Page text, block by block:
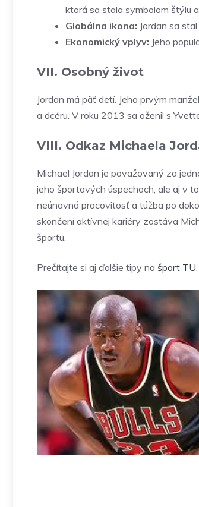
ktorá sa stala symbolom štýlu
Globálna ikona: Jordan sa
Ekonomický vplyv: Jeho
VII. Osobný život
Jordan má päť detí. Jeho prvým
a dcéru. V roku 2013 sa oženil s
VIII. Odkaz Michaela
Michael Jordan je považovaný za
jeho športových úspechoch, ale aj v
neúnavná pracovitosť a túžba po
skončení aktívnej kariéry zostáva
športu.
Prečítajte si aj ďalšie tipy na šport TU.